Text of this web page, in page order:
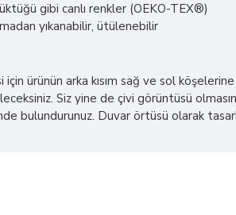
gibi canlı renkler (OEKO-TEX®)
yıkanabilir, ütülenebilir
ürünün arka kısım sağ ve sol
Siz yine de çivi görüntüsü
bulundurunuz. Duvar örtüsü olarak